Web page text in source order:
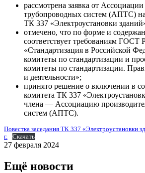
рассмотрена заявка от
трубопроводных систем (АПТС) на
ТК 337 «Электроустановки
отмечено, что по форме и
соответствует требованиям ГОСТ
«Стандартизация в Российской
комитеты по стандартизации и
комитеты по стандартизации.
и деятельности»;
принято решение о включении в
комитета ТК 337
члена — Ассоциацию
систем (АПТС).
Повестка заседания ТК 337 «Электроустановки
г.
Скачать
27 февраля 2024
Ещё новости